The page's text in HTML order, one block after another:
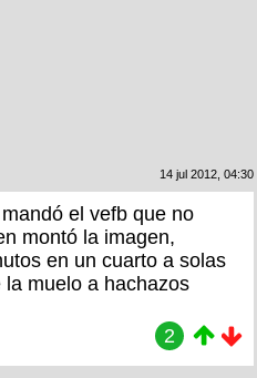
14 jul 2012, 04:30
el vefb que no
montó la imagen,
en un cuarto a solas
muelo a hachazos
2